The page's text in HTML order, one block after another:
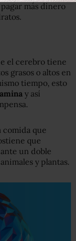
más dinero
el cerebro tiene
grasos o altos ​​en
tiempo, esto
y así
comida que
que
un doble
y plantas.